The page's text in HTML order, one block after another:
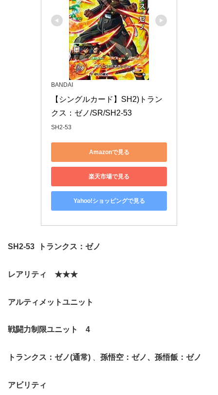
BANDAI
【シングルカード】SH2)トラン
クス：ゼノ/SR/SH2-53
SH2-53
Amazonで見る
楽天市場で見る
Yahoo!ショッピングで見る
SH2-53 トランクス：ゼノ
レアリティ ★★★
アルティメットユニット
戦闘力制限ユニット 4
トランクス：ゼノ(通常) 孫悟空：ゼノ、孫悟飯：ゼノ
アビリティ